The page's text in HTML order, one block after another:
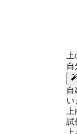
自
自
い
試